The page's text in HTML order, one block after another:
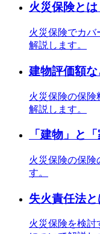
火災保険とは
火災保険でカバ
解説します。
建物評価額
火災保険の保険
解説します。
「建物」と
火災保険の保険
す。
失火責任法と
火災保険を検討